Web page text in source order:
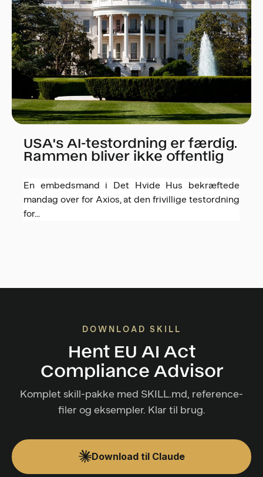
USA's AI-testordning er færdig.
Rammen bliver ikke offentlig
En embedsmand i Det Hvide Hus bekræftede
mandag over for Axios, at den frivillige testordning
for...
DOWNLOAD SKILL
Hent EU AI Act
Compliance Advisor
Komplet skill-pakke med SKILL.md, reference-
filer og eksempler. Klar til brug.
Download til Claude